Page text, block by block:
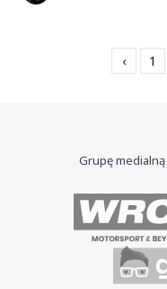
‹ 1
Grupę medialną